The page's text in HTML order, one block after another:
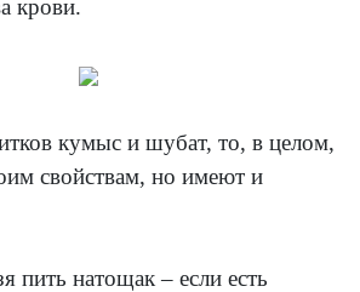
крови.
кумыс и шубат, то, в целом,
свойствам, но имеют и
пить натощак – если есть